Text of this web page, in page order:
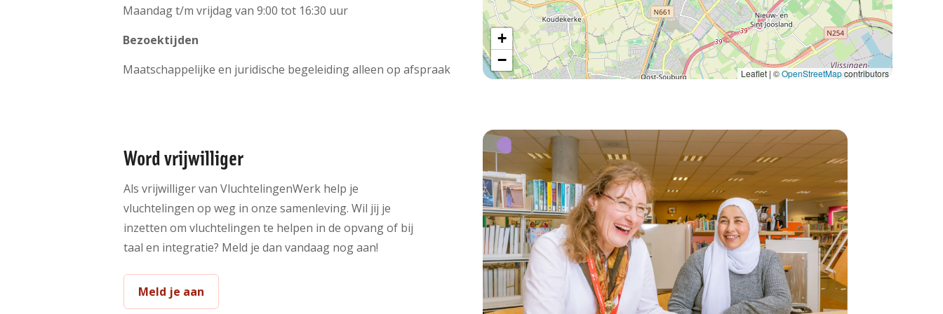
Maandag t/m vrijdag van 9:00 tot 16:30 uur
Bezoektijden
Maatschappelijke en juridische begeleiding alleen op afspraak
+
−
Leaflet | ©OpenStreetMapcontributors
Word vrijwilliger
Als vrijwilliger van VluchtelingenWerk help je
vluchtelingen op weg in onze samenleving. Wil jij je
inzetten om vluchtelingen te helpen in de opvang of bij
taal en integratie? Meld je dan vandaag nog aan!
Meld je aan